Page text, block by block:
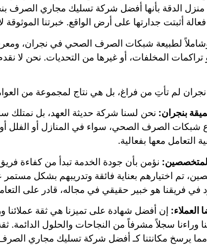
منزل الدقة بأنها أفضل شركة تسليك مجاري الصرف
أثبتت جدارتها على أرض الواقع. خبرتنا
لطبيعة شبكات الصرف الصحي في نجران،
المخلفات، أو غيرها من التحديات. نحن لا
لم تأتِ من فراغ، بل هي نتاج لمجموعة من
بنجران: نحن لسنا شركة حديثة العهد، بل نمتلك
شبكات الصرف الصحي، سواء في المنازل أو الفلل
التعامل معها بفعالية.
نؤمن بأن جودة الخدمة تبدأ من كفاءة
تم اختيارهم بعناية فائقة وتدريبهم بشكل
فريقنا هو خبير حقيقي في مجاله، قادر على
إن أفضل شهادة على تميزنا هي ثقة عملائنا
وراءنا سجلاً مشرفاً من النجاحات والحلول الدائمة.
يرسخ مكانتنا كـ أفضل شركة تسليك مجاري